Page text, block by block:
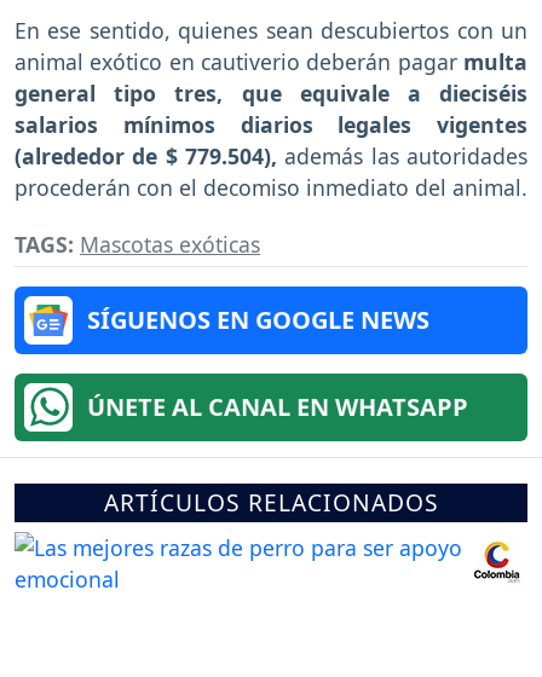
En ese sentido, quienes sean descubiertos con un
animal exótico en cautiverio deberán pagarmulta
general tipo tres, que equivale a dieciséis
salarios mínimos diarios legales vigentes
(alrededor de $ 779.504), además las autoridades
procederán con el decomiso inmediato del animal.
TAGS: Mascotas exóticas
SÍGUENOS EN GOOGLE NEWS
ÚNETE AL CANAL EN WHATSAPP
ARTÍCULOS RELACIONADOS